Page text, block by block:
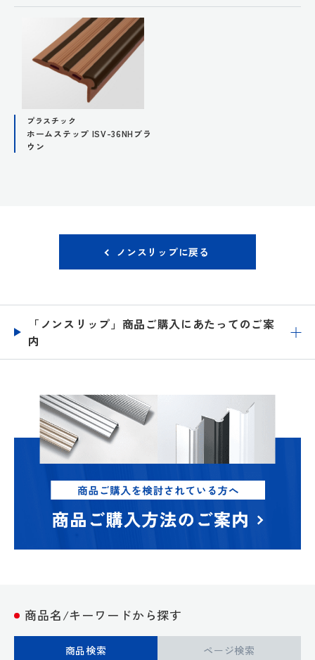
プラスチック
ホームステップ ISV-36NHブラ
ウン
ノンスリップに戻る
「ノンスリップ」商品ご購入にあたってのご案
内
商品名/キーワードから探す
商品検索 ページ検索